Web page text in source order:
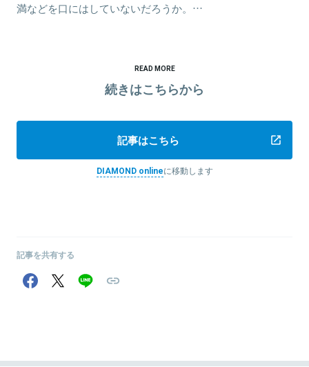
満などを口にはしていないだろうか。…
READ MORE
続きはこちらから
記事はこちら
DIAMOND onlineに移動します
記事を共有する